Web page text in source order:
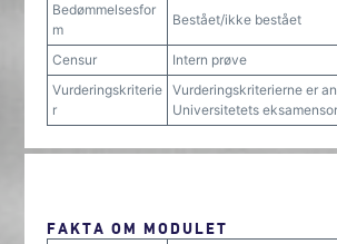
Bedømmelsesfor
m
Bestået/ikke bestået
Censur
Intern prøve
Vurderingskriterie
r
Vurderingskriterierne er
Universitetets
FAKTA OM MODULET